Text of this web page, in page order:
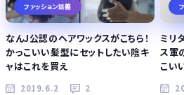
ファッション談義
なんJ公認のヘアワックスがこちら！
かっこいい髪型にセットしたい陰キ
ャはこれを買え
2019.6.2 2
ミリ
ス軍
こい